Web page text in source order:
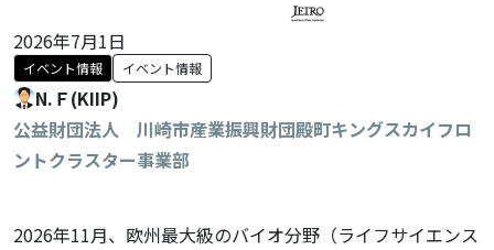
2026年7月1日
イベント情報 イベント情報
N.Ｆ(KIIP)
公益財団法人 川崎市産業振興財団殿町キングスカイフロ
ントクラスター事業部
2026年11月、欧州最大級のバイオ分野（ライフサイエンス